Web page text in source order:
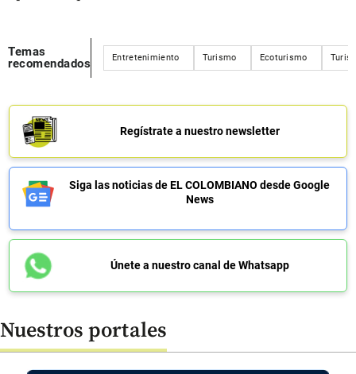
Temas
recomendados
Entretenimiento Turismo Ecoturismo
Regístrate a nuestro newsletter
Siga las noticias de EL COLOMBIANO desde Google
News
Únete a nuestro canal de Whatsapp
Nuestros portales